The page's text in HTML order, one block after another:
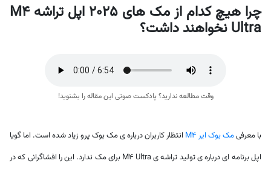
چرا هیچ کدام از مک های 2025 اپل تراشه M4
Ultra نخواهند داشت؟
وقت مطالعه ندارید؟ پادکست صوتی این مقاله را بشنوید!
با معرفیمک بوک ایر M4
انتظار کاربران درباره ی مک بوک پرو زیاد شده است. اما گویا
اپل برنامه ای درباره ی تولید تراشه ی M4 Ultra برای مک ندارد. این را افشاگرانی که در